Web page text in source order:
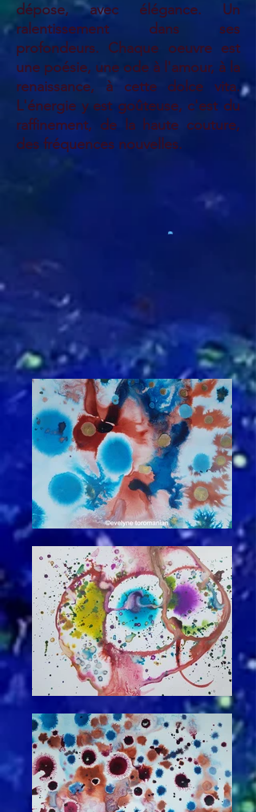
dépose, avec élégance. Un
ralentissement dans ses
profondeurs. Chaque oeuvre est
une poésie, une ode à l'amour, à la
renaissance, à cette dolce vita.
L'énergie y est goûteuse, c'est du
raffinement, de la haute couture,
des fréquences nouvelles.